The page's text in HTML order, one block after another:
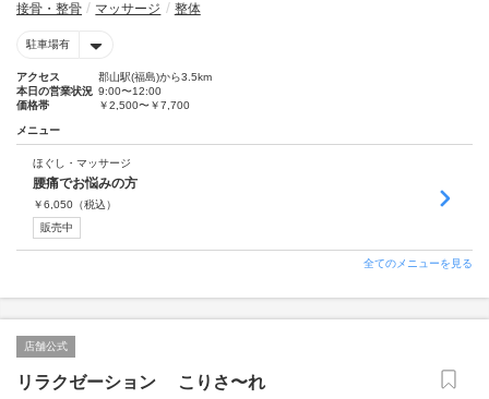
接骨・整骨 マッサージ 整体
駐車場有
アクセス
郡山駅(福島)から3.5km
本日の営業状況 9:00〜12:00
価格帯
￥2,500〜￥7,700
メニュー
ほぐし・マッサージ
腰痛でお悩みの方
￥6,050 （税込）
販売中
全てのメニューを見る
店舗公式
リラクゼーション こりさ〜れ